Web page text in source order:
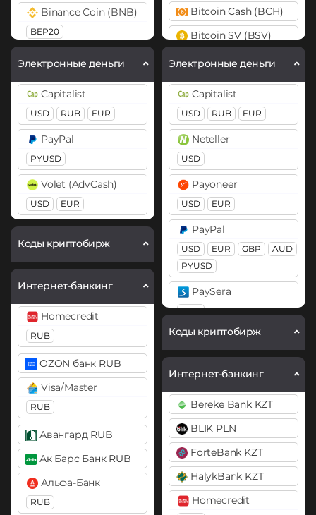
Binance Coin (BNB)
BEP20
ARB
AVAXC
Bitcoin Cash (BCH)
BitTorrent (BTT)
Cardano (ADA)
Chainlink (LINK)
ERC20
Cosmos (ATOM)
DASH
Dogecoin (DOGE)
DOGE
Ethereum (ETH)
BEP20 ERC20
OP
ARB
BASE
Ethereum Classic (ETC)
Gram (Toncoin)
Kaspa (KAS)
KuCoin Token (KCS)
Litecoin (LTC)
Электронные деньги
Capitalist
USD RUB EUR
PayPal
PYUSD
Volet (AdvCash)
USD EUR
Коды криптобирж
Интернет-банкинг
Homecredit
RUB
OZON банк RUB
Visa/Master
RUB
Авангард RUB
Ак Барс Банк RUB
Альфа-Банк
RUB
Bitcoin Cash (BCH)
Bitcoin SV (BSV)
Cardano (ADA)
Cosmos (ATOM)
DASH
Dogecoin (DOGE)
DOGE
Polkadot (DOT)
DOT
Ethereum (ETH)
BEP20 ERC20
OP
ARB
BASE
Ethereum Classic (ETC)
Gram (Toncoin)
Jupiter (JUP)
Litecoin (LTC)
Monero (XMR)
NEAR Protocol
Notcoin (NOT)
Ontology (ONT)
Optimism (OP)
Pax Dollar (USDP)
Электронные деньги
Capitalist
USD RUB EUR
Neteller
USD
Payoneer
USD EUR
PayPal
USD EUR GBP
AUD
PYUSD
PaySera
EUR
Pix BRL
EUR
Skrill
USD EUR
Volet (AdvCash)
USD EUR
Webmoney
Коды криптобирж
Интернет-банкинг
Bereke Bank KZT
BLIK PLN
ForteBank KZT
HalykBank KZT
Homecredit